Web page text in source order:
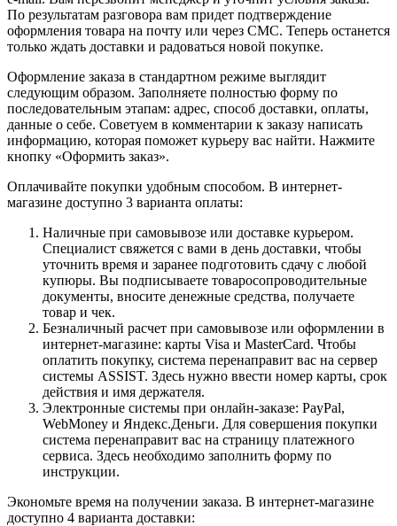
По результатам разговора вам придет подтверждение
оформления товара на почту или через СМС. Теперь останется
только ждать доставки и радоваться новой покупке.
Оформление заказа в стандартном режиме выглядит
следующим образом. Заполняете полностью форму по
последовательным этапам: адрес, способ доставки, оплаты,
данные о себе. Советуем в комментарии к заказу написать
информацию, которая поможет курьеру вас найти. Нажмите
кнопку «Оформить заказ».
Оплачивайте покупки удобным способом. В интернет-
магазине доступно 3 варианта оплаты:
Наличные при самовывозе или доставке курьером.
Специалист свяжется с вами в день доставки, чтобы
уточнить время и заранее подготовить сдачу с любой
купюры. Вы подписываете товаросопроводительные
документы, вносите денежные средства, получаете
товар и чек.
Безналичный расчет при самовывозе или оформлении в
интернет-магазине: карты Visa и MasterCard. Чтобы
оплатить покупку, система перенаправит вас на сервер
системы ASSIST. Здесь нужно ввести номер карты, срок
действия и имя держателя.
Электронные системы при онлайн-заказе: PayPal,
WebMoney и Яндекс.Деньги. Для совершения покупки
система перенаправит вас на страницу платежного
сервиса. Здесь необходимо заполнить форму по
инструкции.
Экономьте время на получении заказа. В интернет-магазине
доступно 4 варианта доставки: